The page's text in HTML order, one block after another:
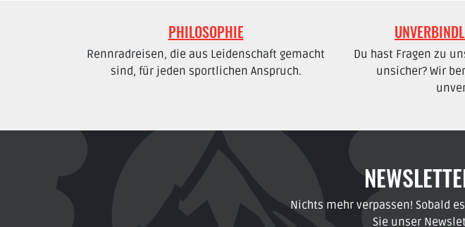
PHILOSOPHIE
Rennradreisen, die aus Leidenschaft gemacht
sind, für jeden sportlichen Anspruch.
Du hast Fragen zu
unsicher? Wir
Nichts mehr verpassen! Sobald
Sie unser